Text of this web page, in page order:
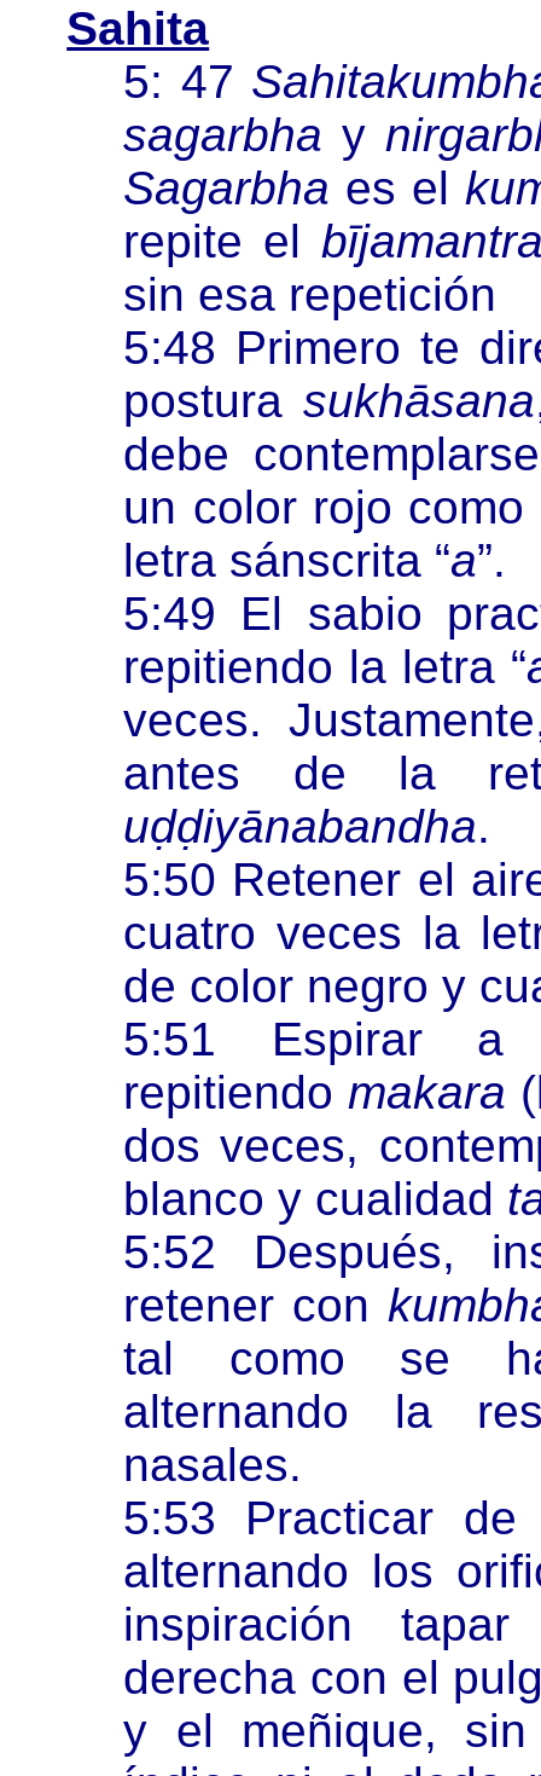
Sahita
5: 47
sagarbha y
Sagarbha es el
repite el
sin esa repetición
5:48 Primero te
postura sukhāsana
debe
un color rojo
letra sánscrita “a”.
5:49 El sabio
repitiendo la letra “
veces.
antes de la
uḍḍiyānabandha.
5:50 Retener el
cuatro veces la
de color negro y
5:51 Espirar a
repitiendo makara
dos veces,
blanco y cualidad
5:52 Después,
retener con
tal como se ha
alternando la
nasales.
5:53 Practicar
alternando los
inspiración
derecha con el
y el meñique,